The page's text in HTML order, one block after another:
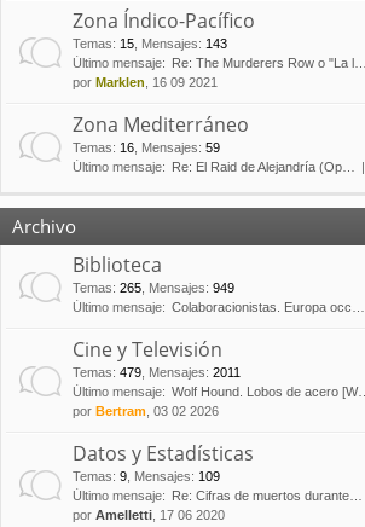
Zona Índico-Pacífico
Temas: 15 Mensajes: 143
Último mensaje:
Re: The Murderers Row o "La l…
por Marklen , 16 09 2021
Zona Mediterráneo
Temas: 16 Mensajes: 59
Último mensaje:
Re: El Raid de Alejandría (Op…
Archivo
Biblioteca
Temas: 265 Mensajes: 949
Último mensaje: Colaboracionistas. Europa occ…
Cine y Televisión
Temas: 479 Mensajes: 2011
Último mensaje: Wolf Hound. Lobos de acero [W…
por Bertram , 03 02 2026
Datos y Estadísticas
Temas: 9 Mensajes: 109
Último mensaje:
Re: Cifras de muertos durante…
por Amelletti , 17 06 2020